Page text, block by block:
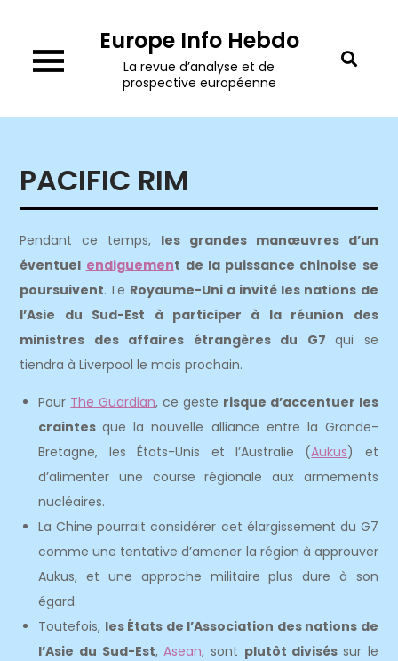
content
Europe Info Hebdo
La revue d’analyse et de
prospective européenne
PACIFIC RIM
Pendant ce temps, les grandes manœuvres d’un
éventuel endiguement de la puissance chinoise se
poursuivent. Le Royaume-Uni a invité les nations de
l’Asie du Sud-Est à participer à la réunion des
ministres des affaires étrangères du G7qui se
tiendra à Liverpool le mois prochain.
Pour The Guardian, ce geste risque d’accentuer les
craintesque la nouvelle alliance entre la Grande-
Bretagne, les États-Unis et l’Australie (Aukus) et
d’alimenter une course régionale aux armements
nucléaires.
La Chine pourrait considérer cet élargissement du G7
comme une tentative d’amener la région à approuver
Aukus, et une approche militaire plus dure à son
égard.
Toutefois, les États de l’Association des nations de
l’Asie du Sud-Est,Asean, sont plutôt divisés sur le